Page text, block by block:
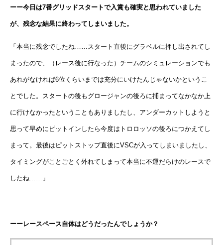
ーー今日は7番グリッドスタートで入賞も確実と思われていました
が、残念な結果に終わってしまいました。
「本当に残念でしたね……スタート直後にグラベルに押し出されてし
まったので、（レース後に行なった）チームのシミュレーションでも
あれがなければ6位くらいまでは充分にいけたんじゃないかというこ
とでした。スタートの後もグロージャンの後ろに捕まってなかなか上
に行けなかったということもありましたし、アンダーカットしようと
思って早めにピットインしたら今度はトロロッソの後ろにつかえてし
まって。最後はピットストップ直後にVSCが入ってしまいましたし、
タイミングがことごとく外れてしまって本当に不運だらけのレースで
したね……」
ーーレースペース自体はどうだったんでしょうか？